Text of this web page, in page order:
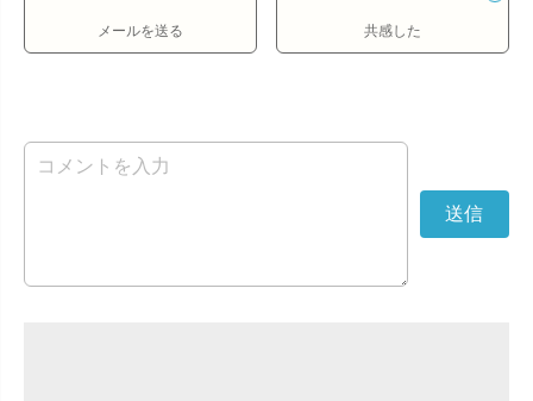
メールを送る 共感した